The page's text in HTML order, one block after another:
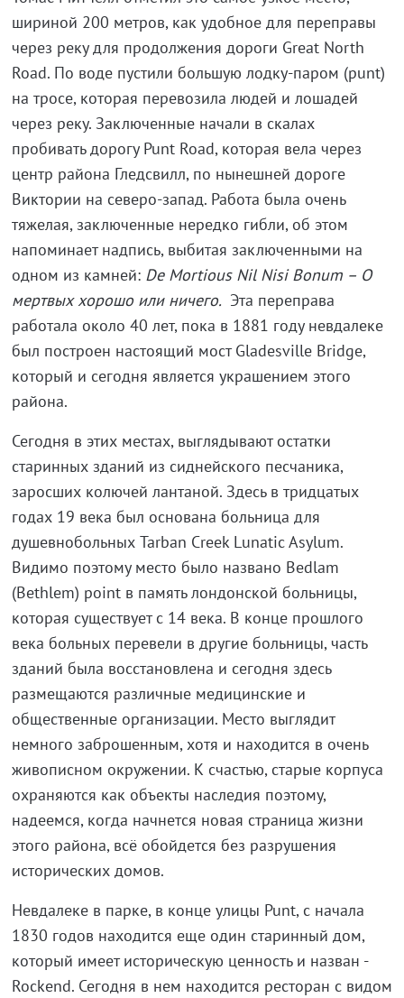
шириной 200 метров, как удобное для переправы
через реку для продолжения дороги Great North
Road. По воде пустили большую лодку-паром (punt)
на тросе, которая перевозила людей и лошадей
через реку. Заключенные начали в скалах
пробивать дорогу Punt Road, которая вела через
центр района Гледсвилл, по нынешней дороге
Виктории на северо-запад. Работа была очень
тяжелая, заключенные нередко гибли, об этом
напоминает надпись, выбитая заключенными на
одном из камней: DeMortiousNilNisiBonum– О
мертвых хорошо или ничего. Эта переправа
работала около 40 лет, пока в 1881 году невдалеке
был построен настоящий мост Gladesville Bridge,
который и сегодня является украшением этого
района.
Сегодня в этих местах, выглядывают остатки
старинных зданий из сиднейского песчаника,
заросших колючей лантаной. Здесь в тридцатых
годах 19 века был основана больница для
душевнобольных Tarban Creek Lunatic Asylum.
Видимо поэтому место было названо Bedlam
(Bethlem) point в память лондонской больницы,
которая существует с 14 века. В конце прошлого
века больных перевели в другие больницы, часть
зданий была восстановлена и сегодня здесь
размещаются различные медицинские и
общественные организации. Место выглядит
немного заброшенным, хотя и находится в очень
живописном окружении. К счастью, старые корпуса
охраняются как объекты наследия поэтому,
надеемся, когда начнется новая страница жизни
этого района, всё обойдется без разрушения
исторических домов.
Невдалеке в парке, в конце улицы Punt, с начала
1830 годов находится еще один старинный дом,
который имеет историческую ценность и назван -
Rockend. Сегодня в нем находится ресторан с видом